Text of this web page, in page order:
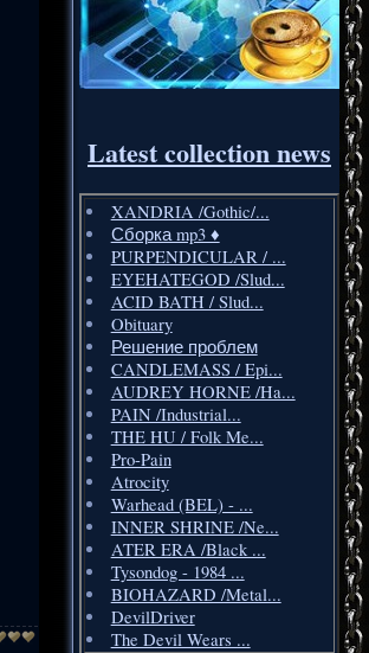
Latest collection news
XANDRIA /Gothic/...
Сборка mp3 ♦️
PURPENDICULAR / ...
EYEHATEGOD /Slud...
ACID BATH / Slud...
Obituary
Решение проблем
CANDLEMASS / Epi...
AUDREY HORNE /Ha...
PAIN /Industrial...
THE HU / Folk Me...
Pro-Pain
Atrocity
Warhead (BEL) - ...
INNER SHRINE /Ne...
ATER ERA /Black ...
Tysondog - 1984 ...
BIOHAZARD /Metal...
DevilDriver
The Devil Wears ...